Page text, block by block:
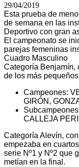
29/04/2019
Esta prueba de
de semana en las
Deportivo con gran
El campeonato se
parejas femeninas
Cuadro Masculino
Categoría Benjamín,
de los más
Campeones:
GIRÓN,
CALLEJA
Categoría Alevín,
empezaba en
serie Nº1 y Nº2 que
metían en la final.